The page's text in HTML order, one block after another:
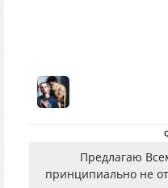
Предлагаю
принципиально не